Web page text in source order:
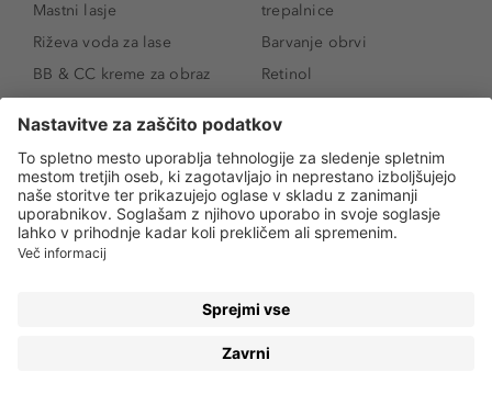
Mastni lasje
Riževa voda za lase
BB & CC kreme za obraz
SPF 30
Senčila za oči
Tekoči puder
Ličenje povešenih vek
Kako povečati oči
trepalnice
Barvanje obrvi
Retinol
Niacinamid
Rozacea
Salicilna kislina